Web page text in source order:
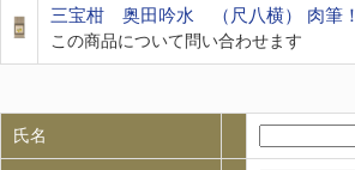
三宝柑 奥田吟水 （尺八横） 肉筆！
この商品について問い合わせます
氏名